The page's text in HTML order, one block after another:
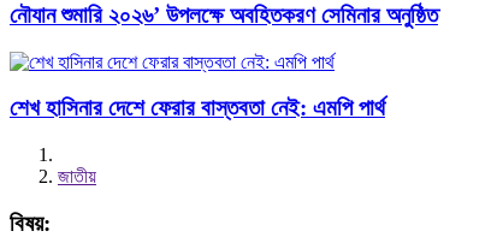
নৌযান শুমারি ২০২৬’ উপলক্ষে অবহিতকরণ সেমিনার অনুষ্ঠিত
শেখ হাসিনার দেশে ফেরার বাস্তবতা নেই: এমপি পার্থ
জাতীয়
বিষয়: